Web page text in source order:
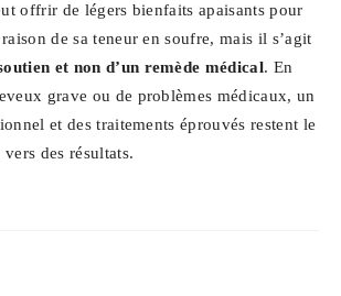
offrir de légers bienfaits apaisants pour
de sa teneur en soufre, mais il s’agit
et non d’un remède médical. En
grave ou de problèmes médicaux, un
et des traitements éprouvés restent le
des résultats.